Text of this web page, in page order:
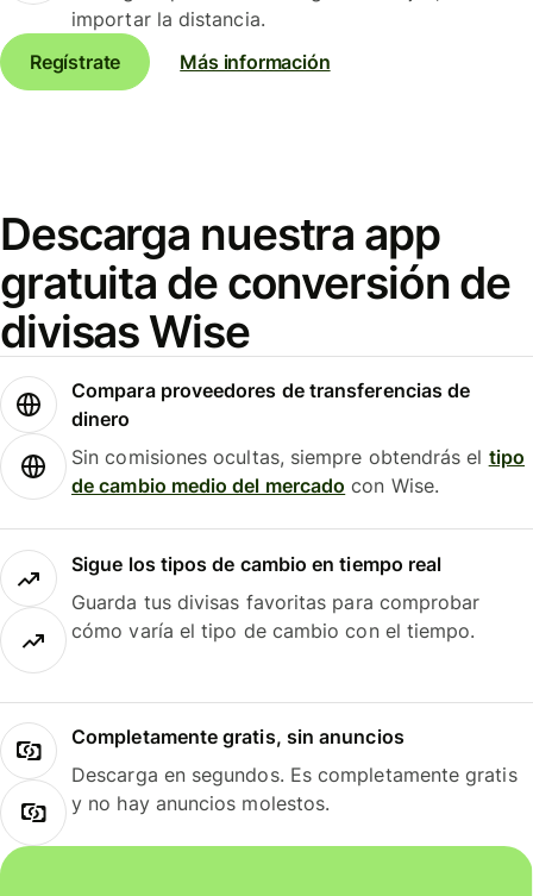
importar la distancia.
Regístrate
Más información
Descarga nuestra app
gratuita de conversión de
divisas Wise
Compara proveedores de transferencias de
dinero
Sin comisiones ocultas, siempre obtendrás el tipo
de cambio medio del mercado con Wise.
Sigue los tipos de cambio en tiempo real
Guarda tus divisas favoritas para comprobar
cómo varía el tipo de cambio con el tiempo.
Completamente gratis, sin anuncios
Descarga en segundos. Es completamente gratis
y no hay anuncios molestos.